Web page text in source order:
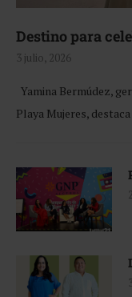
Destino para
3 julio, 2026
Yamina Bermúdez,
Playa Mujeres,